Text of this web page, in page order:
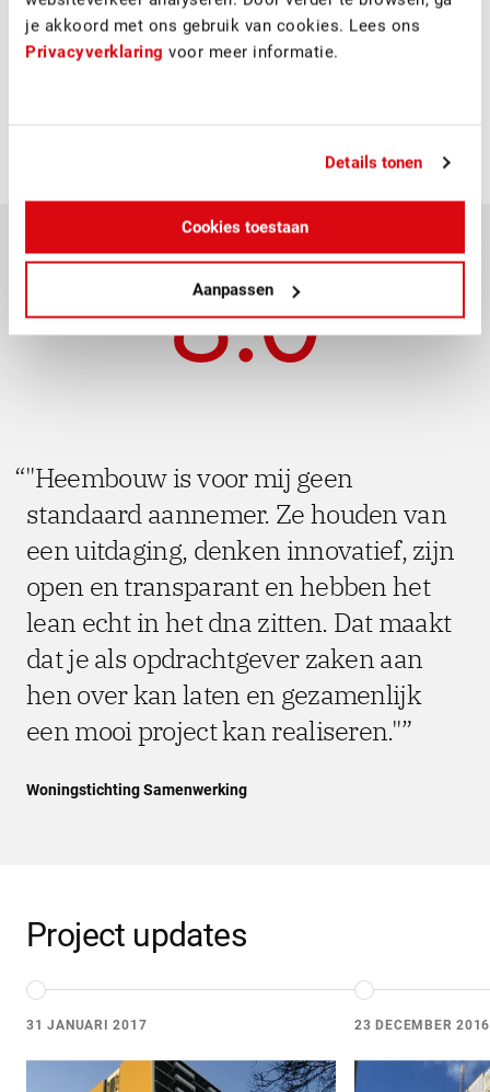
je akkoord met ons gebruik van cookies. Lees ons
Privacyverklaring voor meer informatie.
Details tonen
Cookies toestaan
Aanpassen
wasruimte en de badkamer samengevoegd in een
ruimere en beter toegankelijke badkamer. De collectieve
8.0
"Heembouw is voor mij geen
standaard aannemer. Ze houden van
een uitdaging, denken innovatief, zijn
open en transparant en hebben het
lean echt in het dna zitten. Dat maakt
dat je als opdrachtgever zaken aan
hen over kan laten en gezamenlijk
een mooi project kan realiseren."
Woningstichting Samenwerking
Project updates
31 JANUARI 2017 23 DECEMBER 2016